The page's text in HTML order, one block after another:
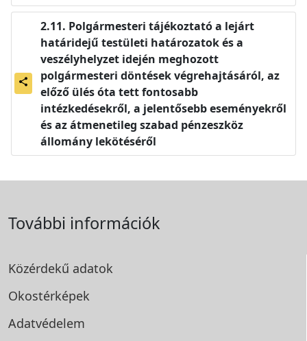
share
Polgármesteri tájékoztató a lejárt
határidejű testületi határozatok és a
veszélyhelyzet idején meghozott
polgármesteri döntések végrehajtásáról, az
előző ülés óta tett fontosabb
intézkedésekről, a jelentősebb eseményekről
és az átmenetileg szabad pénzeszköz
állomány lekötéséről
További információk
Közérdekű adatok
Okostérképek
Adatvédelem